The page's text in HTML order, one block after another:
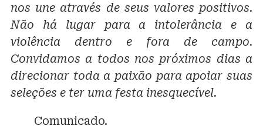
nos une através de seus valores positivos.
Não há lugar para a intolerância e a
violência dentro e fora de campo.
Convidamos a todos nos próximos dias a
direcionar toda a paixão para apoiar suas
seleções e ter uma festa inesquecível.
Comunicado.